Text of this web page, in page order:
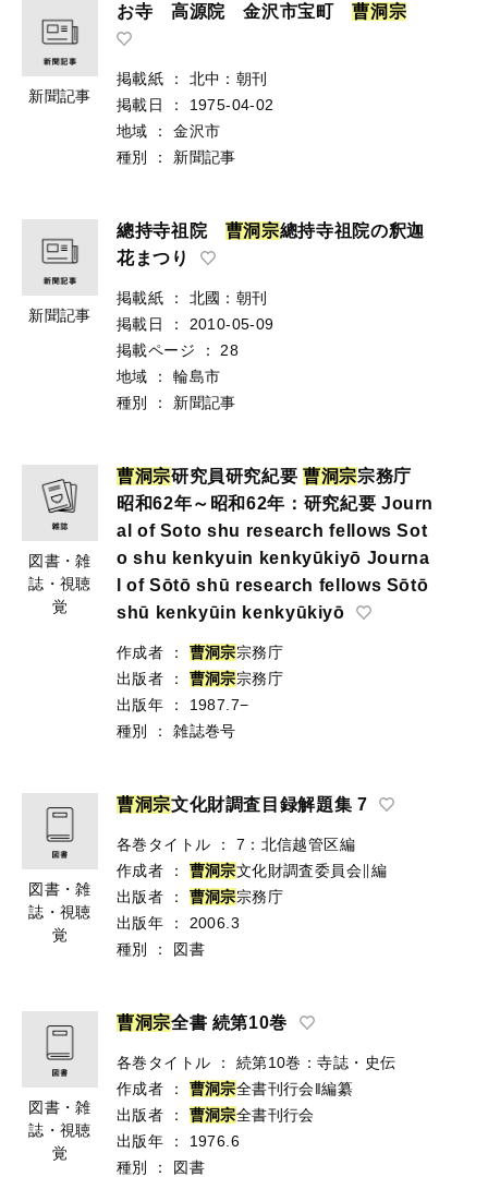
新聞記事
お寺 高源院 金沢市宝町曹洞 宗
掲載紙 ：
北中：朝刊
掲載日
：
1975-04-02
地域
：
金沢市
種別
： 新聞記事
新聞記事
總持寺祖院 曹洞 宗總持寺祖院の釈迦
花まつり
掲載紙 ：
北國：朝刊
掲載日
：
2010-05-09
掲載ページ
：
28
地域
：
輪島市
種別
： 新聞記事
図書・雑
誌・視聴
覚
曹洞宗研究員研究紀要曹洞宗宗務庁
昭和62年～昭和62年：研究紀要 Journ
al of Soto shu research fellows Sot
o shu kenkyuin kenkyūkiyō Journa
l of Sōtō shū research fellows Sōtō
shū kenkyūin kenkyūkiyō
作成者 ： 曹洞宗宗務庁
出版者
： 曹洞宗宗務庁
出版年
：
1987.7−
種別
： 雑誌巻号
図書・雑
誌・視聴
覚
曹洞宗文化財調査目録解題集 7
各巻タイトル ：
7：北信越管区編
作成者
： 曹洞宗文化財調査委員会∥編
出版者
： 曹洞宗宗務庁
出版年
：
2006.3
種別
： 図書
図書・雑
誌・視聴
覚
曹洞宗全書 続第10巻
各巻タイトル ：
続第10巻：寺誌・史伝
作成者
： 曹洞宗全書刊行会‖編纂
出版者
： 曹洞宗全書刊行会
出版年
：
1976.6
種別
： 図書